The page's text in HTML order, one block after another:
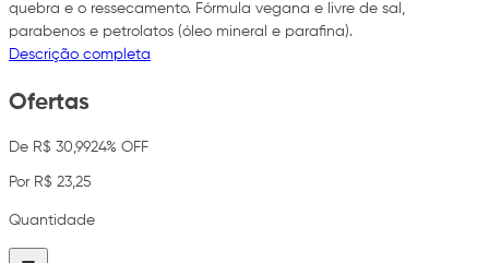
quebra e o ressecamento. Fórmula vegana e livre de sal,
parabenos e petrolatos (óleo mineral e parafina).
Descrição completa
Ofertas
De R$ 30,9924% OFF
Por R$ 23,25
Quantidade